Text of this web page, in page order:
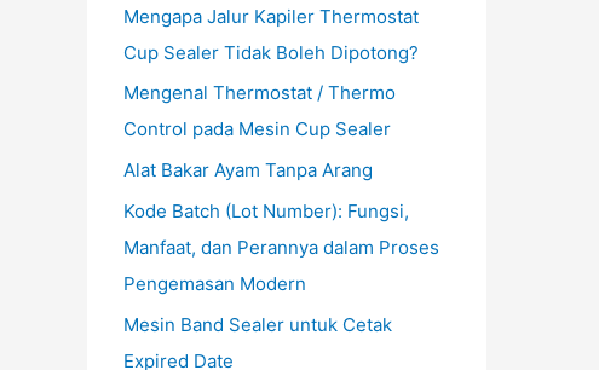
Mengapa Jalur Kapiler Thermostat
Cup Sealer Tidak Boleh Dipotong?
Mengenal Thermostat / Thermo
Control pada Mesin Cup Sealer
Alat Bakar Ayam Tanpa Arang
Kode Batch (Lot Number): Fungsi,
Manfaat, dan Perannya dalam Proses
Pengemasan Modern
Mesin Band Sealer untuk Cetak
Expired Date